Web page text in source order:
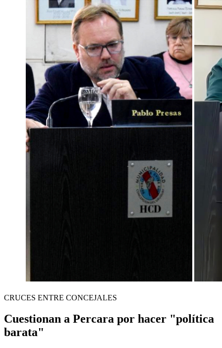
CRUCES ENTRE CONCEJALES
Cuestionan a Percara por hacer "política
barata"